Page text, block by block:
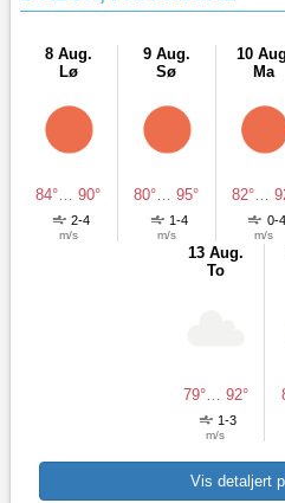
8 Aug.
Lø
84°… 90°
2-4
m/s
9 Aug.
Sø
80°… 95°
1-4
m/s
10
Ma
82°…
0-4
m/s
13 Aug.
To
79°… 92°
1-3
m/s
Vis detaljert